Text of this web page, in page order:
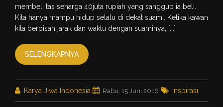
membeli tas seharga 40juta rupiah yang sanggup ia beli.
Kita hanya mampu hidup selalu di dekat suami. Ketika kawan
kita berpisah jarak dan waktu dengan suaminya, [...]
SELENGKAPNYA
Karya Jiwa Indonesia Rabu, 15 Juni 2016 Inspirasi